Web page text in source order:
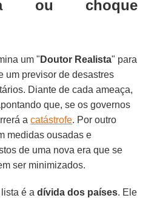
ou choque
um " Doutor Realista" para
um previsor de desastres
Diante de cada ameaça,
que, se os governos
acatástrofe. Por outro
medidas ousadas e
de uma nova era que se
ser minimizados.
lista é adívida dos países. Ele